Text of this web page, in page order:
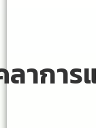
าการ